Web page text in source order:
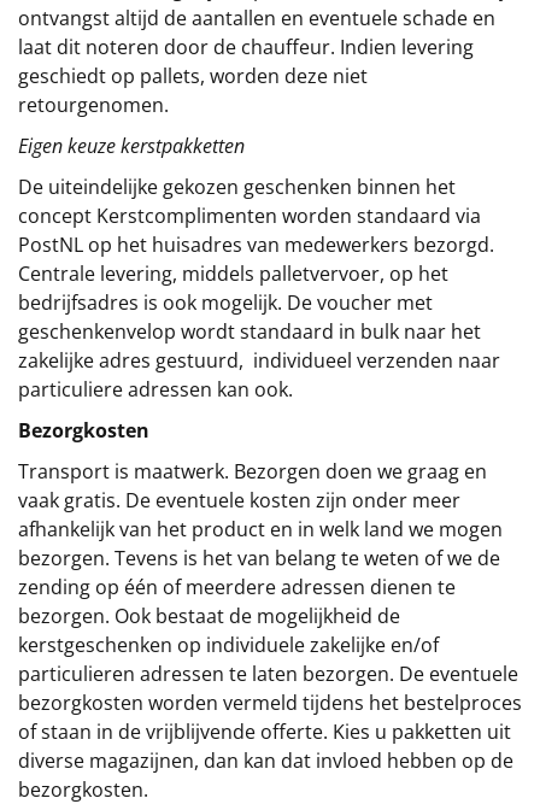
ontvangst altijd de aantallen en eventuele schade en
laat dit noteren door de chauffeur. Indien levering
geschiedt op pallets, worden deze niet
retourgenomen.
Eigen keuze kerstpakketten
De uiteindelijke gekozen geschenken binnen het
concept Kerstcomplimenten worden standaard via
PostNL op het huisadres van medewerkers bezorgd.
Centrale levering, middels palletvervoer, op het
bedrijfsadres is ook mogelijk. De voucher met
geschenkenvelop wordt standaard in bulk naar het
zakelijke adres gestuurd, individueel verzenden naar
particuliere adressen kan ook.
Bezorgkosten
Transport is maatwerk. Bezorgen doen we graag en
vaak gratis. De eventuele kosten zijn onder meer
afhankelijk van het product en in welk land we mogen
bezorgen. Tevens is het van belang te weten of we de
zending op één of meerdere adressen dienen te
bezorgen. Ook bestaat de mogelijkheid de
kerstgeschenken op individuele zakelijke en/of
particulieren adressen te laten bezorgen. De eventuele
bezorgkosten worden vermeld tijdens het bestelproces
of staan in de vrijblijvende offerte. Kies u pakketten uit
diverse magazijnen, dan kan dat invloed hebben op de
bezorgkosten.